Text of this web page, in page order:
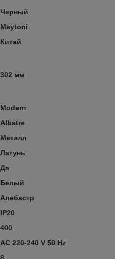
Черный
Maytoni
Китай
302 мм
Modern
Albatre
Металл
Латунь
Да
Белый
Алебастр
IP20
400
AC 220-240 V 50 Hz